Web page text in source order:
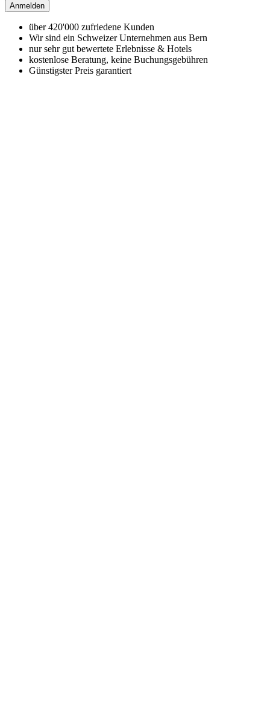
Anmelden
über 420'000 zufriedene Kunden
Wir sind ein Schweizer Unternehmen aus Bern
nur sehr gut bewertete Erlebnisse & Hotels
kostenlose Beratung, keine Buchungsgebühren
Günstigster Preis garantiert